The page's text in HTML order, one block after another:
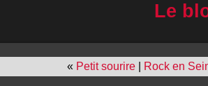
Le
« Petit sourire Rock en